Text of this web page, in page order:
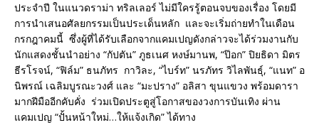
ประจำปี ในแนวดราม่า ทริลเลอร์ ไม่มีใครรู้ตอนจบของเรื่อง โดยมี
การนำเสนอศัลยกรรมเป็นประเด็นหลัก และจะเริ่มถ่ายทำในเดือน
กรกฎาคมนี้ ซึ่งผู้ที่ได้รับเลือกจากแคมเปญดังกล่าวจะได้ร่วมงานกับ
นักแสดงชั้นนำอย่าง “กัปตัน” ภูธเนศ หงษ์มานพ, “ป๊อก” ปิยธิดา มิตร
ธีรโรจน์, “ฟิล์ม” ธนภัทร กาวิละ, “ไบร์ท” นรภัทร วิไลพันธุ์, “แนท” อ
นิพรณ์ เฉลิมบูรณะวงศ์ และ “มะปราง” อลิสา ขุนแขวง พร้อมดารา
มากฝีมืออีกคับคั่ง ร่วมเปิดประตูสู่โอกาสของวงการบันเทิง ผ่าน
แคมเปญ “ปั้นหน้าใหม่…ให้แจ้งเกิด” ได้ทาง